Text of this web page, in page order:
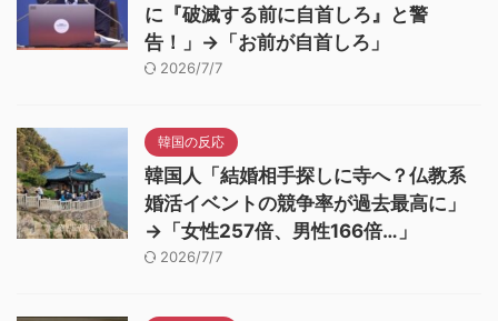
に『破滅する前に自首しろ』と警
告！」→「お前が自首しろ」
2026/7/7
韓国の反応
韓国人「結婚相手探しに寺へ？仏教系
婚活イベントの競争率が過去最高に」
→「女性257倍、男性166倍…」
2026/7/7